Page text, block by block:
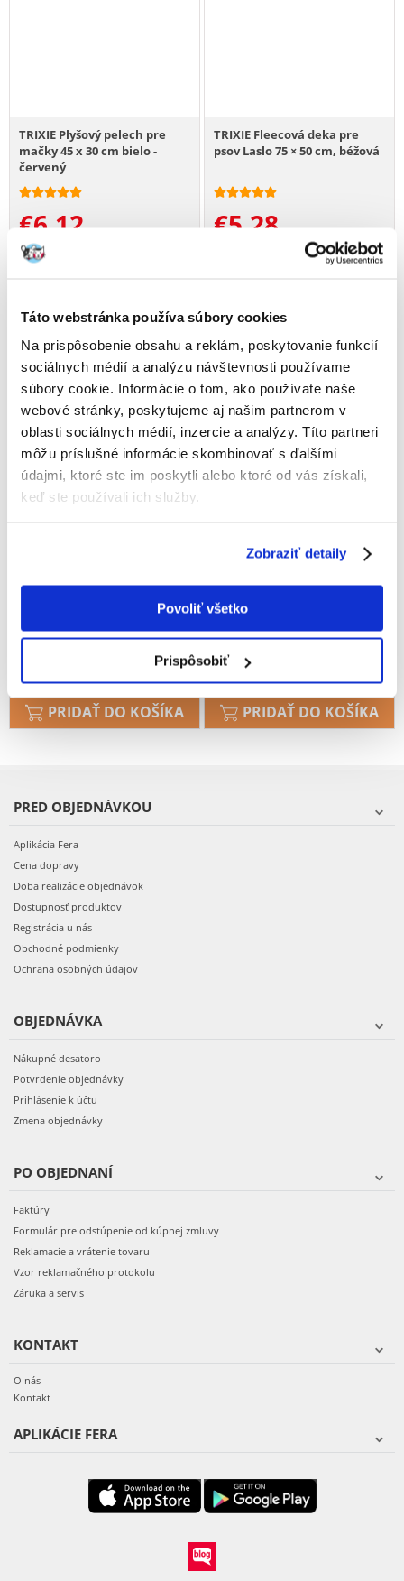
Táto webstránka používa súbory cookies
Na prispôsobenie obsahu a reklám, poskytovanie funkcií
sociálnych médií a analýzu návštevnosti používame
súbory cookie. Informácie o tom, ako používate naše
webové stránky, poskytujeme aj našim partnerom v
oblasti sociálnych médií, inzercie a analýzy. Títo partneri
môžu príslušné informácie skombinovať s ďalšími
údajmi, ktoré ste im poskytli alebo ktoré od vás získali,
keď ste používali ich služby.
Zobraziť detaily
Povoliť všetko
Prispôsobiť
TRIXIE Plyšový pelech pre
mačky 45 x 30 cm bielo -
červený
€6.12
TRIXIE Fleecová deka pre
psov Laslo 75 × 50 cm, béžová
€5.28
PRIDAŤ DO KOŠÍKA
TRIXIE Junior set - deka s
plyšovým králikom, šedá /
€9.99
PRIDAŤ DO KOŠÍKA
TRIXIE JUNIOR Sada pre
šteňatá Medvedík s dekou 75
x 50 cm, šedá/mätová
€9.99
PRIDAŤ DO KOŠÍKA
PRED OBJEDNÁVKOU
Aplikácia Fera
Cena dopravy
Doba realizácie objednávok
Dostupnosť produktov
Registrácia u nás
Obchodné podmienky
Ochrana osobných údajov
OBJEDNÁVKA
Nákupné desatoro
Potvrdenie objednávky
Prihlásenie k účtu
Zmena objednávky
PO OBJEDNANÍ
Faktúry
Formulár pre odstúpenie od kúpnej zmluvy
Reklamacie a vrátenie tovaru
Vzor reklamačného protokolu
Záruka a servis
KONTAKT
O nás
Kontakt
APLIKÁCIE FERA